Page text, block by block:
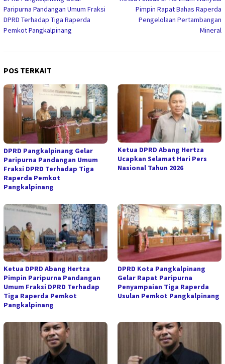
pos
Paripurna Pandangan Umum Fraksi
DPRD Terhadap Tiga Raperda
Pemkot Pangkalpinang
Pimpin Rapat Bahas Raperda
Pengelolaan Pertambangan
Mineral
POS TERKAIT
DPRD Pangkalpinang Gelar
Paripurna Pandangan Umum
Fraksi DPRD Terhadap Tiga
Raperda Pemkot
Pangkalpinang
Ketua DPRD Abang Hertza
Ucapkan Selamat Hari Pers
Nasional Tahun 2026
Ketua DPRD Abang Hertza
Pimpin Paripurna Pandangan
Umum Fraksi DPRD Terhadap
Tiga Raperda Pemkot
Pangkalpinang
DPRD Kota Pangkalpinang
Gelar Rapat Paripurna
Penyampaian Tiga Raperda
Usulan Pemkot Pangkalpinang